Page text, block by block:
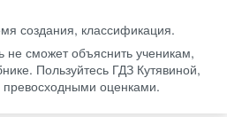
создания, классификация.
не сможет объяснить ученикам,
Пользуйтесь ГДЗ Кутявиной,
превосходными оценками.